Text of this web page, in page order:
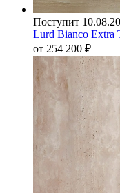
Поступит
Lurd Bianco Extra
от 254 200 ₽